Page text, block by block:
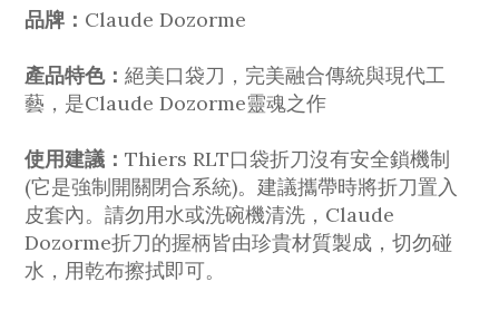
品牌： Claude Dozorme
產品特色： 絕美口袋刀，完美融合傳統與現代工
藝，是Claude Dozorme靈魂之作
使用建議： Thiers RLT口袋折刀沒有安全鎖機制
(它是強制開關閉合系統)。建議攜帶時將折刀置入
皮套內。請勿用水或洗碗機清洗，Claude
Dozorme折刀的握柄皆由珍貴材質製成，切勿碰
水，用乾布擦拭即可。